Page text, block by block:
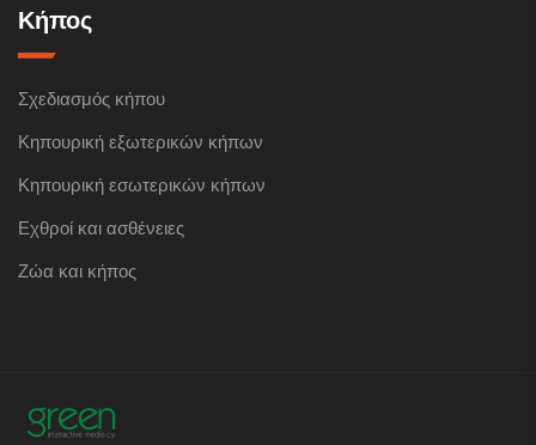
Κήπος
Σχεδιασμός κήπου
Κηπουρική εξωτερικών κήπων
Κηπουρική εσωτερικών κήπων
Εχθροί και ασθένειες
Ζώα και κήπος